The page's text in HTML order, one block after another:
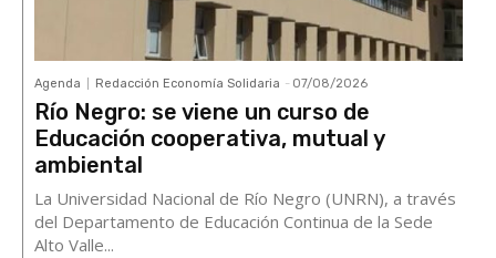
Agenda Redacción Economía Solidaria - 07/08/2026
Río Negro: se viene un curso de
Educación cooperativa, mutual y
ambiental
La Universidad Nacional de Río Negro (UNRN), a través
del Departamento de Educación Continua de la Sede
Alto Valle...